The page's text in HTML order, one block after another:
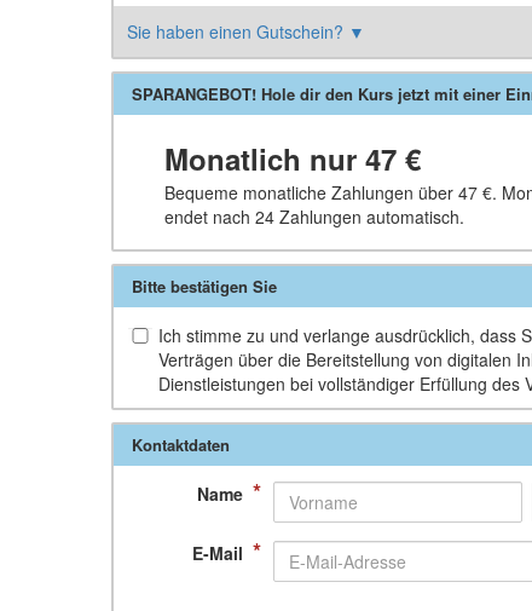
Sie haben einen Gutschein? ▼
SPARANGEBOT! Hole dir den Kurs jetzt mit einer
Monatlich nur 47 €
Bequeme monatliche Zahlungen über 47 €.
endet nach 24 Zahlungen automatisch.
Bitte bestätigen Sie
Ich stimme zu und verlange ausdrücklich, dass
Verträgen über die Bereitstellung von digitalen
Dienstleistungen bei vollständiger Erfüllung
Kontaktdaten
Name *
E-Mail *